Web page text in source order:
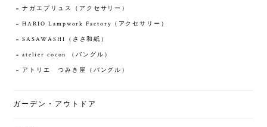
ナガエプリュス（アクセサリー）
HARIO Lampwork Factory（アクセサリー）
SASAWASHI（ささ和紙）
atelier cocon （バングル）
アトリエ つみき屋（バングル）
ガーデン・アウトドア